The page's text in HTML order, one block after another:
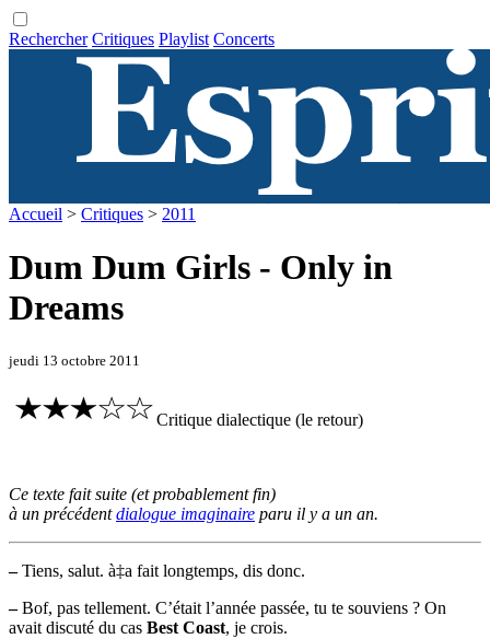
Rechercher Critiques Playlist Concerts
Accueil > Critiques > 2011
Dum Dum Girls - Only in
Dreams
jeudi 13 octobre 2011
Critique dialectique (le retour)
Ce texte fait suite (et probablement fin)
à un précédentdialogue imaginaire paru il y a un an.
–Tiens, salut. à‡a fait longtemps, dis donc.
–Bof, pas tellement. C’était l’année passée, tu te souviens ? On
avait discuté du cas Best Coast, je crois.